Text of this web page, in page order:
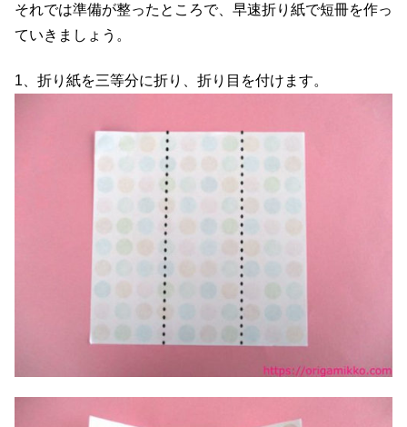
それでは準備が整ったところで、早速折り紙で短冊を作っ
ていきましょう。
1、折り紙を三等分に折り、折り目を付けます。